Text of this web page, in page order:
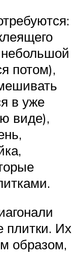
потом),
в уже
виде),
плитки. Их
образом,